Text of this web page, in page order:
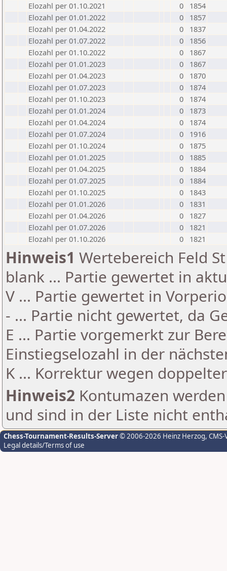
Elozahl per 01.10.2021
0
1854
Elozahl per 01.01.2022
0
1857
Elozahl per 01.04.2022
0
1837
Elozahl per 01.07.2022
0
1856
Elozahl per 01.10.2022
0
1867
Elozahl per 01.01.2023
0
1867
Elozahl per 01.04.2023
0
1870
Elozahl per 01.07.2023
0
1874
Elozahl per 01.10.2023
0
1874
Elozahl per 01.01.2024
0
1873
Elozahl per 01.04.2024
0
1874
Elozahl per 01.07.2024
0
1916
Elozahl per 01.10.2024
0
1875
Elozahl per 01.01.2025
0
1885
Elozahl per 01.04.2025
0
1884
Elozahl per 01.07.2025
0
1884
Elozahl per 01.10.2025
0
1843
Elozahl per 01.01.2026
0
1831
Elozahl per 01.04.2026
0
1827
Elozahl per 01.07.2026
0
1821
Elozahl per 01.10.2026
0 1821
Hinweis1 Wertebereich Feld
blank ... Partie gewertet in
V ... Partie gewertet in
- ... Partie nicht gewertet, da
E ... Partie vorgemerkt zur
Einstiegselozahl in der
K ... Korrektur wegen
Hinweis2 Kontumazen
und sind in der Liste nicht
Chess-Tournament-Results-Server© 2006-2026 Heinz Herzog,
Legal details/Terms of use